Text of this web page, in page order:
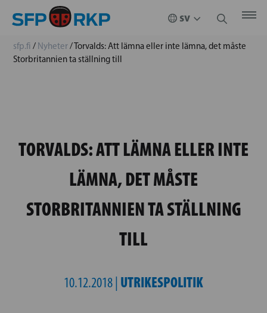
sfp.fi / Nyheter/Torvalds: Att lämna eller inte lämna, det måste
Storbritannien ta ställning till
TORVALDS: ATT LÄMNA ELLER INTE
LÄMNA, DET MÅSTE
STORBRITANNIEN TA STÄLLNING
TILL
10.12.2018 | UTRIKESPOLITIK